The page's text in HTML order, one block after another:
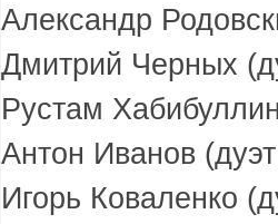
Александр
Дмитрий Черных
Рустам
Антон Иванов
Игорь Коваленко